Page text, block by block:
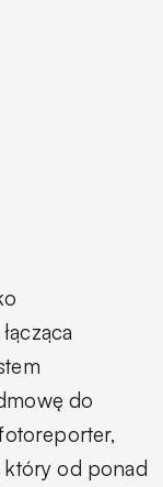
do
który od ponad